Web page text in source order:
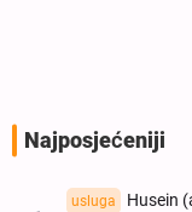
Najposjećeniji
usluga
Husein